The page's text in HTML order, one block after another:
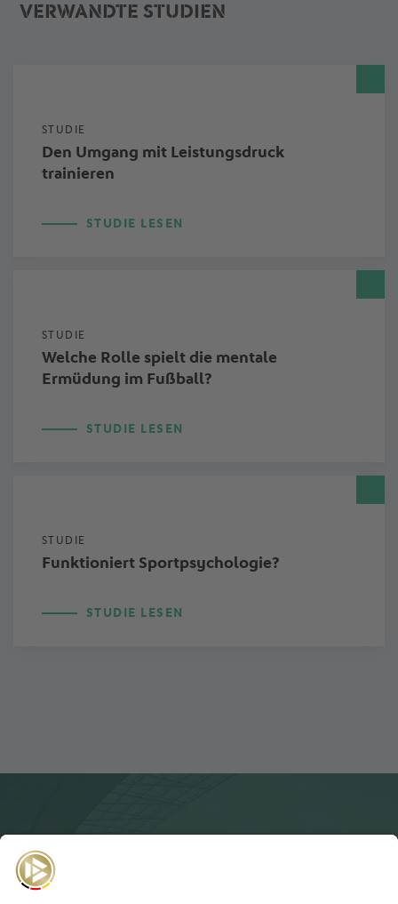
VERWANDTE STUDIEN
STUDIE
Den Umgang mit Leistungsdruck
trainieren
STUDIE LESEN
STUDIE
Welche Rolle spielt die mentale
Ermüdung im Fußball?
STUDIE LESEN
STUDIE
Funktioniert Sportpsychologie?
STUDIE LESEN